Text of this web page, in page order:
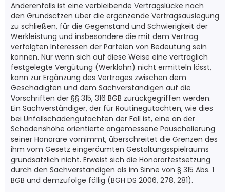
Anderenfalls ist eine verbleibende Vertragslücke nach
den Grundsätzen über die ergänzende Vertragsauslegung
zu schließen, für die Gegenstand und Schwierigkeit der
Werkleistung und insbesondere die mit dem Vertrag
verfolgten Interessen der Parteien von Bedeutung sein
können. Nur wenn sich auf diese Weise eine vertraglich
festgelegte Vergütung (Werklohn) nicht ermitteln lässt,
kann zur Ergänzung des Vertrages zwischen dem
Geschädigten und dem Sachverständigen auf die
Vorschriften der §§ 315, 316 BGB zurückgegriffen werden.
Ein Sachverständiger, der für Routinegutachten, wie dies
bei Unfallschadengutachten der Fall ist, eine an der
Schadenshöhe orientierte angemessene Pauschalierung
seiner Honorare vornimmt, überschreitet die Grenzen des
ihm vom Gesetz eingeräumten Gestaltungsspielraums
grundsätzlich nicht. Erweist sich die Honorarfestsetzung
durch den Sachverständigen als im Sinne von § 315 Abs. 1
BGB und demzufolge fällig (BGH DS 2006, 278, 281).